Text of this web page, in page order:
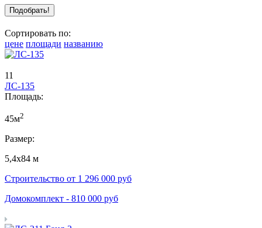
Сортировать по:
цене площади названию
11
ЛС-135
Площадь:
45м2
Размер:
5,4х84 м
Строительство от 1 296 000 руб
Домокомплект - 810 000 руб